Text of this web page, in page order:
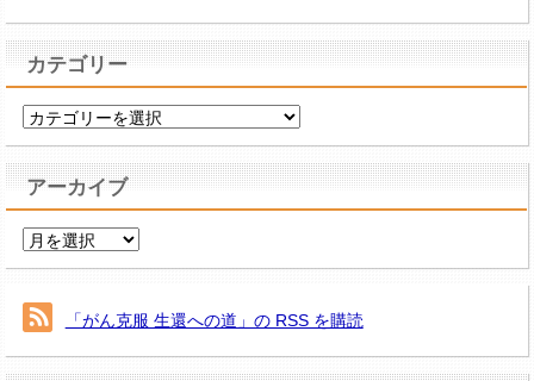
カテゴリー
カ
ゴ
リ
ー
アーカイブ
ア
イ
ブ
「がん克服 生還への道」の RSS を購読